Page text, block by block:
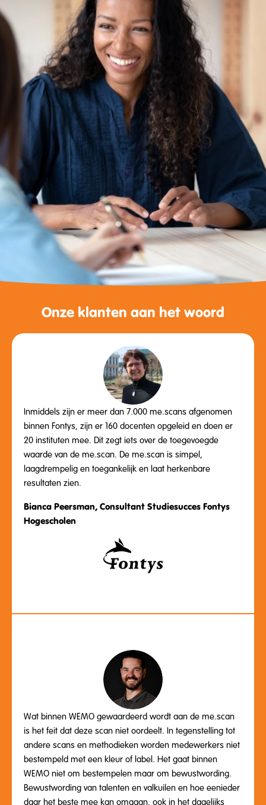
Onze klanten aan het woord
Inmiddels zijn er meer dan 7.000 me.scans afgenomen
binnen Fontys, zijn er 160 docenten opgeleid en doen er
20 instituten mee. Dit zegt iets over de toegevoegde
waarde van de me.scan. De me.scan is simpel,
laagdrempelig en toegankelijk en laat herkenbare
resultaten zien.
Bianca Peersman, Consultant Studiesucces Fontys
Hogescholen
Wat binnen WEMO gewaardeerd wordt aan de me.scan
is het feit dat deze scan niet oordeelt. In tegenstelling tot
andere scans en methodieken worden medewerkers niet
bestempeld met een kleur of label. Het gaat binnen
WEMO niet om bestempelen maar om bewustwording.
Bewustwording van talenten en valkuilen en hoe eenieder
daar het beste mee kan omgaan, ook in het dagelijks